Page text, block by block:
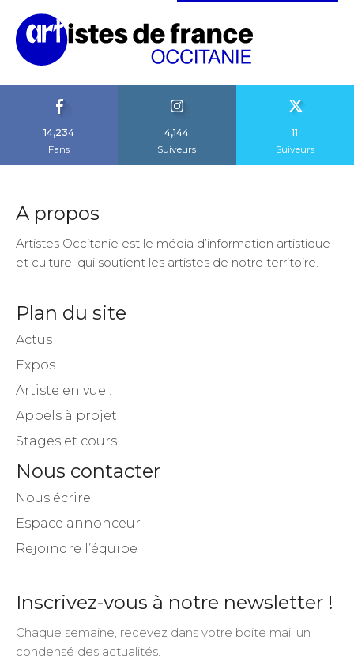
14,234
Fans
4,144
Suiveurs
11
Suiveurs
A propos
Artistes Occitanie est le média d’information artistique
et culturel qui soutient les artistes de notre territoire.
Plan du site
Actus
Expos
Artiste en vue !
Appels à projet
Stages et cours
Nous contacter
Nous écrire
Espace annonceur
Rejoindre l’équipe
Inscrivez-vous à notre newsletter !
Chaque semaine, recevez dans votre boite mail un
condensé des actualités.